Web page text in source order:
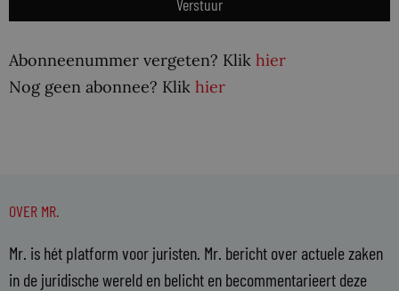
Abonneenummer vergeten? Klik hier
Nog geen abonnee? Klik hier
OVER MR.
Mr. is hét platform voor juristen. Mr. bericht over actuele zaken
in de juridische wereld en belicht en becommentarieert deze